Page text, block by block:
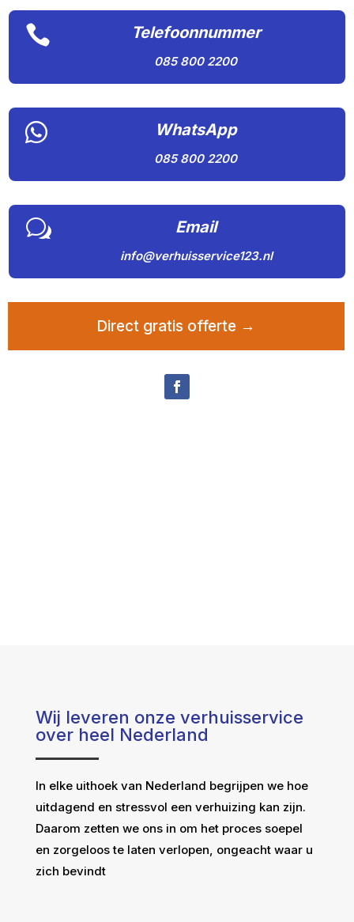
 Telefoonnummer
085 800 2200
 WhatsApp
085 800 2200
w Email
info@verhuisservice123.nl
Direct gratis offerte →
Wij leveren onze verhuisservice
over heel Nederland
In elke uithoek van Nederland begrijpen we hoe
uitdagend en stressvol een verhuizing kan zijn.
Daarom zetten we ons in om het proces soepel
en zorgeloos te laten verlopen, ongeacht waar u
zich bevindt